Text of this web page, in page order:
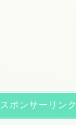
スポンサーリンク